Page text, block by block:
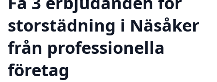
storstädning i Näsåker
från professionella
företag